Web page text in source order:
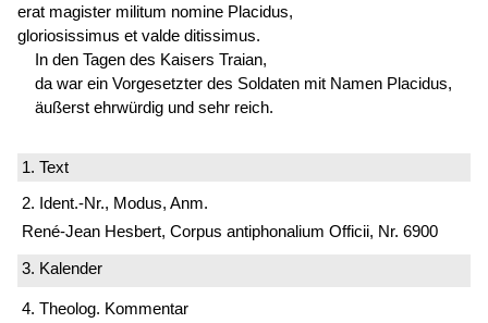
erat magister militum nomine Placidus,
gloriosissimus et valde ditissimus.
In den Tagen des Kaisers Traian,
da war ein Vorgesetzter des Soldaten mit Namen Placidus,
äußerst ehrwürdig und sehr reich.
1. Text
2. Ident.-Nr., Modus, Anm.
René-Jean Hesbert, Corpus antiphonalium Officii, Nr. 6900
3. Kalender
4. Theolog. Kommentar